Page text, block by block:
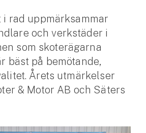
i rad uppmärksammar
och verkstäder i
som skoterägarna
bäst på bemötande,
Årets utmärkelser
& Motor AB och Säters